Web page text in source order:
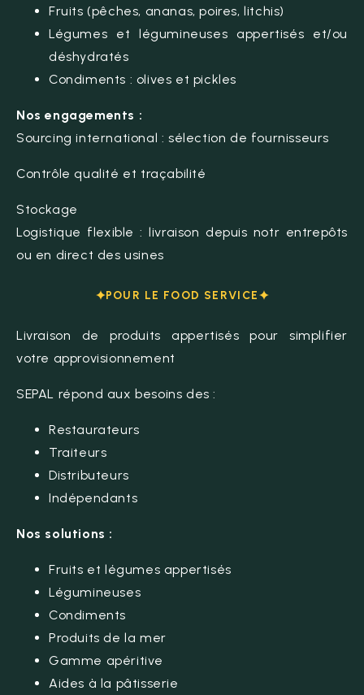
Fruits (pêches, ananas, poires, litchis)
Légumes et légumineuses appertisés et/ou
déshydratés
Condiments : olives et pickles
Nos engagements :
Sourcing international : sélection de fournisseurs
Contrôle qualité et traçabilité
Stockage
Logistique flexible : livraison depuis notr entrepôts
ou en direct des usines
POUR LE FOOD SERVICE
Livraison de produits appertisés pour simplifier
votre approvisionnement
SEPAL répond aux besoins des :
Restaurateurs
Traiteurs
Distributeurs
Indépendants
Nos solutions :
Fruits et légumes appertisés
Légumineuses
Condiments
Produits de la mer
Gamme apéritive
Aides à la pâtisserie